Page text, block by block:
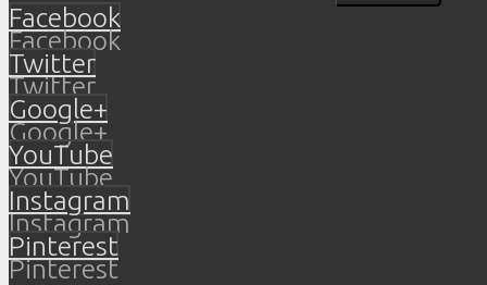
Facebook
Facebook
Twitter
Twitter
Google+
Google+
YouTube
YouTube
Instagram
Instagram
Pinterest
Pinterest